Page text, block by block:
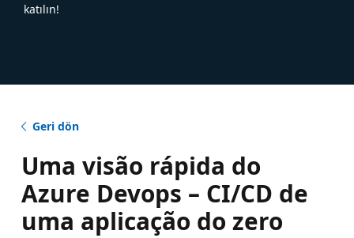
katılın!
Geri dön
Uma visão rápida do
Azure Devops – CI/CD de
uma aplicação do zero